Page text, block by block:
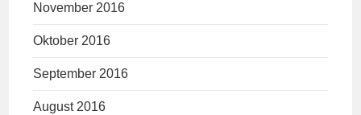
November 2016
Oktober 2016
September 2016
August 2016